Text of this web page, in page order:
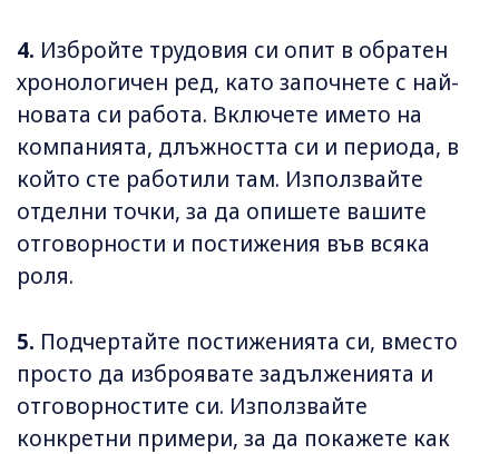
4. Избройте трудовия си опит в обратен
хронологичен ред, като започнете с най-
новата си работа. Включете името на
компанията, длъжността си и периода, в
който сте работили там. Използвайте
отделни точки, за да опишете вашите
отговорности и постижения във всяка
роля.
5. Подчертайте постиженията си, вместо
просто да изброявате задълженията и
отговорностите си. Използвайте
конкретни примери, за да покажете как